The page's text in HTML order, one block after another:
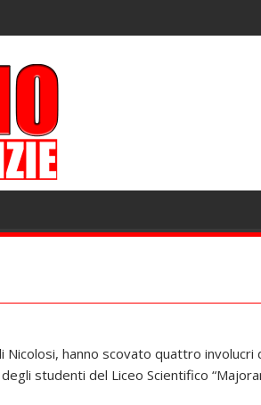
hanno scovato quattro involucri
studenti del Liceo Scientifico